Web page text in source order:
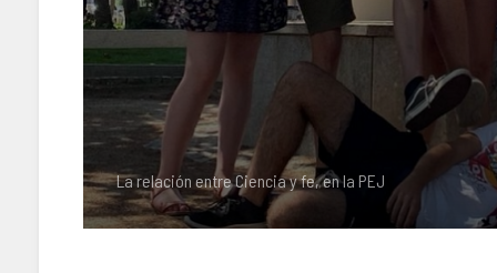
La relación entre Ciencia y fe, en la PEJ